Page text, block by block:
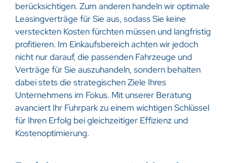
berücksichtigen. Zum anderen handeln wir optimale
Leasingverträge für Sie aus, sodass Sie keine
versteckten Kosten fürchten müssen und langfristig
profitieren. Im Einkaufsbereich achten wir jedoch
nicht nur darauf, die passenden Fahrzeuge und
Verträge für Sie auszuhandeln, sondern behalten
dabei stets die strategischen Ziele Ihres
Unternehmens im Fokus. Mit unserer Beratung
avanciert Ihr Fuhrpark zu einem wichtigen Schlüssel
für Ihren Erfolg bei gleichzeitiger Effizienz und
Kostenoptimierung.